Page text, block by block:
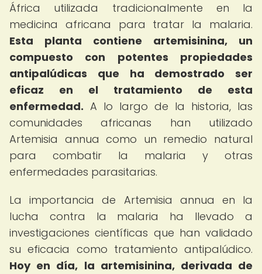
África utilizada tradicionalmente en la
medicina africana para tratar la malaria.
Esta planta contiene artemisinina, un
compuesto con potentes propiedades
antipalúdicas que ha demostrado ser
eficaz en el tratamiento de esta
enfermedad. A lo largo de la historia, las
comunidades africanas han utilizado
Artemisia annua como un remedio natural
para combatir la malaria y otras
enfermedades parasitarias.
La importancia de Artemisia annua en la
lucha contra la malaria ha llevado a
investigaciones científicas que han validado
su eficacia como tratamiento antipalúdico.
Hoy en día, la artemisinina, derivada de